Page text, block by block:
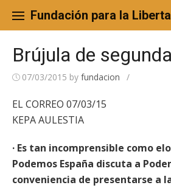
content
Fundación para la
Brújula de
07/03/2015 by fundacion /
EL CORREO 07/03/15
KEPA AULESTIA
· Es tan incomprensible como
Podemos España discuta a
conveniencia de presentarse a